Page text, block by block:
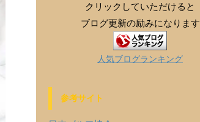
クリックしていただけると
ブログ更新の励みになります
人気ブログランキング
参考サイト